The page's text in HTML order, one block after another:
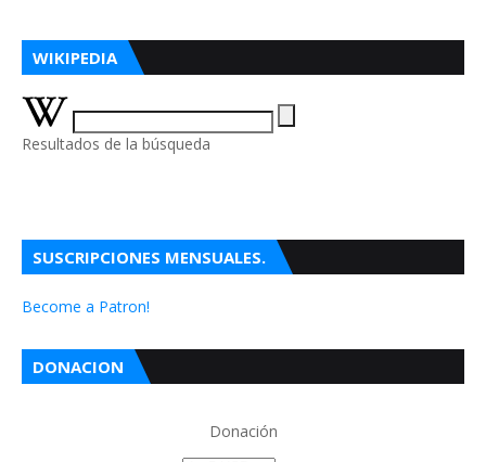
WIKIPEDIA
Resultados de la búsqueda
SUSCRIPCIONES MENSUALES.
Become a Patron!
DONACION
Donación